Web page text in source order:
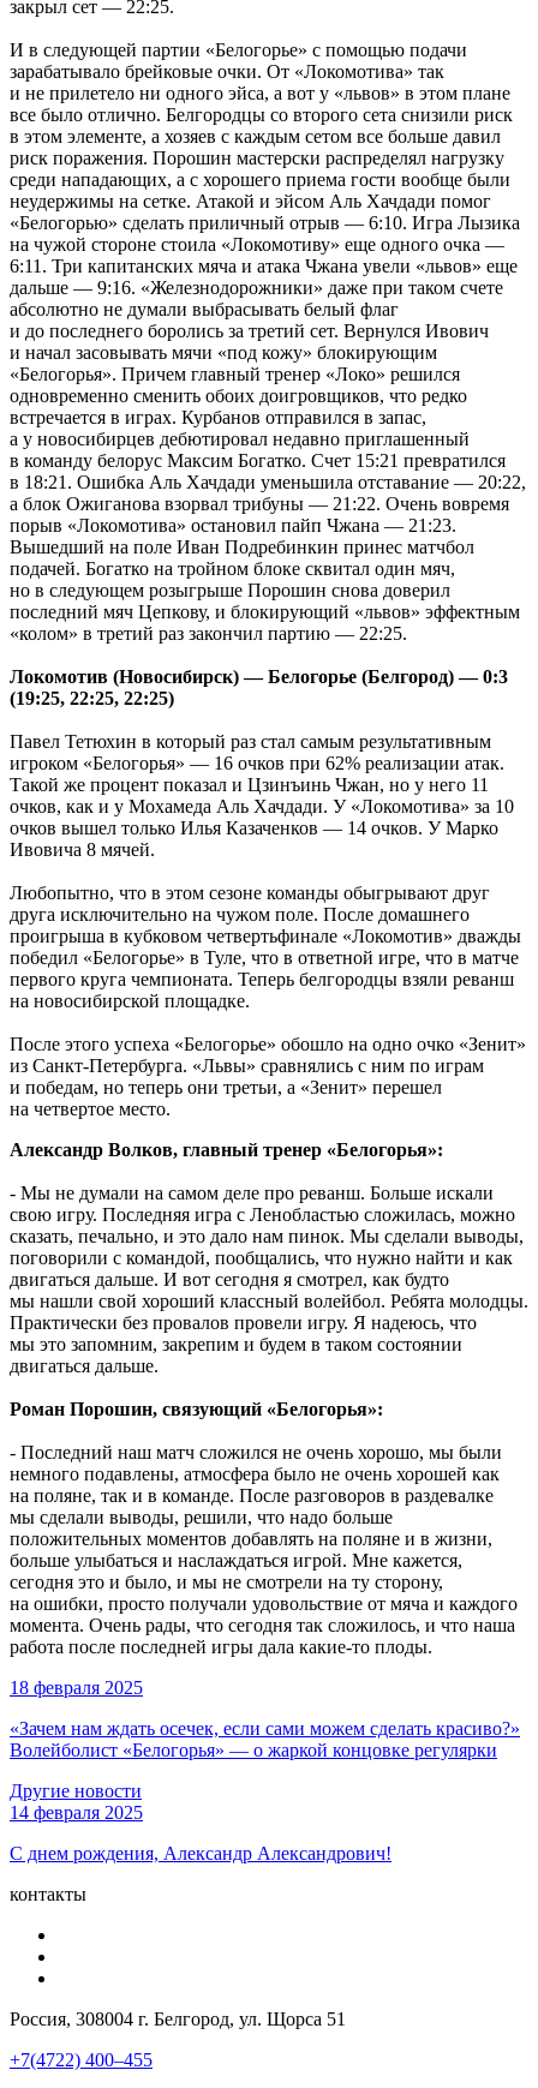
закрыл сет — 22:25.
И в следующей партии «Белогорье» с помощью подачи
зарабатывало брейковые очки. От «Локомотива» так
и не прилетело ни одного эйса, а вот у «львов» в этом плане
все было отлично. Белгородцы со второго сета снизили риск
в этом элементе, а хозяев с каждым сетом все больше давил
риск поражения. Порошин мастерски распределял нагрузку
среди нападающих, а с хорошего приема гости вообще были
неудержимы на сетке. Атакой и эйсом Аль Хачдади помог
«Белогорью» сделать приличный отрыв — 6:10. Игра Лызика
на чужой стороне стоила «Локомотиву» еще одного очка —
6:11. Три капитанских мяча и атака Чжана увели «львов» еще
дальше — 9:16. «Железнодорожники» даже при таком счете
абсолютно не думали выбрасывать белый флаг
и до последнего боролись за третий сет. Вернулся Ивович
и начал засовывать мячи «под кожу» блокирующим
«Белогорья». Причем главный тренер «Локо» решился
одновременно сменить обоих доигровщиков, что редко
встречается в играх. Курбанов отправился в запас,
а у новосибирцев дебютировал недавно приглашенный
в команду белорус Максим Богатко. Счет 15:21 превратился
в 18:21. Ошибка Аль Хачдади уменьшила отставание — 20:22,
а блок Ожиганова взорвал трибуны — 21:22. Очень вовремя
порыв «Локомотива» остановил пайп Чжана — 21:23.
Вышедший на поле Иван Подребинкин принес матчбол
подачей. Богатко на тройном блоке сквитал один мяч,
но в следующем розыгрыше Порошин снова доверил
последний мяч Цепкову, и блокирующий «львов» эффектным
«колом» в третий раз закончил партию — 22:25.
Локомотив (Новосибирск) — Белогорье (Белгород) — 0:3
(19:25, 22:25, 22:25)
Павел Тетюхин в который раз стал самым результативным
игроком «Белогорья» — 16 очков при 62% реализации атак.
Такой же процент показал и Цзинъинь Чжан, но у него 11
очков, как и у Мохамеда Аль Хачдади. У «Локомотива» за 10
очков вышел только Илья Казаченков — 14 очков. У Марко
Ивовича 8 мячей.
Любопытно, что в этом сезоне команды обыгрывают друг
друга исключительно на чужом поле. После домашнего
проигрыша в кубковом четвертьфинале «Локомотив» дважды
победил «Белогорье» в Туле, что в ответной игре, что в матче
первого круга чемпионата. Теперь белгородцы взяли реванш
на новосибирской площадке.
После этого успеха «Белогорье» обошло на одно очко «Зенит»
из Санкт-Петербурга. «Львы» сравнялись с ним по играм
и победам, но теперь они третьи, а «Зенит» перешел
на четвертое место.
Александр Волков, главный тренер «Белогорья»:
- Мы не думали на самом деле про реванш. Больше искали
свою игру. Последняя игра с Ленобластью сложилась, можно
сказать, печально, и это дало нам пинок. Мы сделали выводы,
поговорили с командой, пообщались, что нужно найти и как
двигаться дальше. И вот сегодня я смотрел, как будто
мы нашли свой хороший классный волейбол. Ребята молодцы.
Практически без провалов провели игру. Я надеюсь, что
мы это запомним, закрепим и будем в таком состоянии
двигаться дальше.
Роман Порошин, связующий «Белогорья»:
- Последний наш матч сложился не очень хорошо, мы были
немного подавлены, атмосфера было не очень хорошей как
на поляне, так и в команде. После разговоров в раздевалке
мы сделали выводы, решили, что надо больше
положительных моментов добавлять на поляне и в жизни,
больше улыбаться и наслаждаться игрой. Мне кажется,
сегодня это и было, и мы не смотрели на ту сторону,
на ошибки, просто получали удовольствие от мяча и каждого
момента. Очень рады, что сегодня так сложилось, и что наша
работа после последней игры дала какие-то плоды.
18 февраля 2025
«Зачем нам ждать осечек, если сами можем сделать красиво?»
Волейболист «Белогорья» — о жаркой концовке регулярки
Другие новости
14 февраля 2025
С днем рождения, Александр Александрович!
контакты
Россия, 308004 г. Белгород, ул. Щорса 51
+7(4722) 400–455